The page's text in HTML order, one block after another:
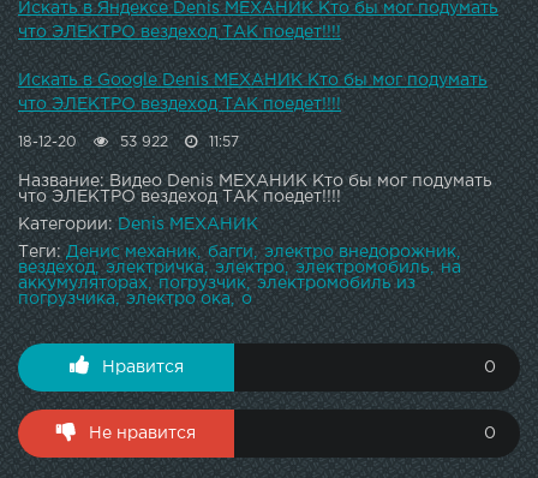
Искать в Яндексе Denis МЕХАНИК Кто бы мог подумать
что ЭЛЕКТРО вездеход ТАК поедет!!!!
Искать в Google Denis МЕХАНИК Кто бы мог подумать
что ЭЛЕКТРО вездеход ТАК поедет!!!!
18-12-20 53 922 11:57
Название: Видео Denis МЕХАНИК Кто бы мог подумать
что ЭЛЕКТРО вездеход ТАК поедет!!!!
Категории: Denis МЕХАНИК
Теги:Денис механик багги
электро внедорожник
вездеход
электричка электро электромобиль
на
аккумуляторах
погрузчик
электромобиль из
погрузчика
электро ока о
Нравится 0
Не нравится 0